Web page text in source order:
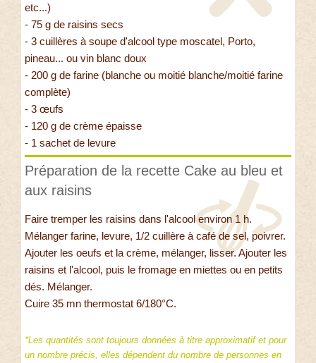
etc...)
- 75 g de raisins secs
- 3 cuillères à soupe d'alcool type moscatel, Porto,
pineau... ou vin blanc doux
- 200 g de farine (blanche ou moitié blanche/moitié farine
complète)
- 3 œufs
- 120 g de crème épaisse
- 1 sachet de levure
Préparation de la recette Cake au bleu et
aux raisins
Faire tremper les raisins dans l'alcool environ 1 h.
Mélanger farine, levure, 1/2 cuillère à café de sel, poivrer.
Ajouter les oeufs et la crème, mélanger, lisser. Ajouter les
raisins et l'alcool, puis le fromage en miettes ou en petits
dés. Mélanger.
Cuire 35 mn thermostat 6/180°C.
*Les quantités sont toujours données à titre approximatif et pour
un nombre précis, elles dépendent du nombre de personnes en